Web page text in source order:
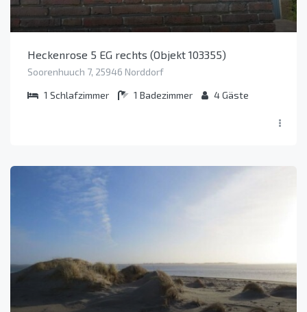
Heckenrose 5 EG rechts (Objekt 103355)
Soorenhuuch 7, 25946 Norddorf
1 Schlafzimmer 1 Badezimmer 4Gäste